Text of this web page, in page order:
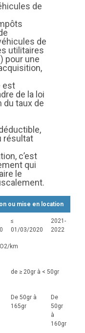
de
de
utilitaires
pour une
est
de la loi
du taux de
résultat
c’est
qui
le
ou mise en location
≤
01/03/2020
2021-
2022
km
de ≥ 20gr à < 50gr
De 50gr à
165gr
De
50gr
à
160gr